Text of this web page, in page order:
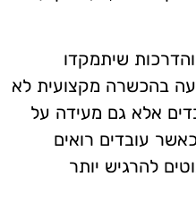
שיתמקדו
בהכשרה מקצועית לא
אלא גם מעידה על
עובדים רואים
להרגיש יותר